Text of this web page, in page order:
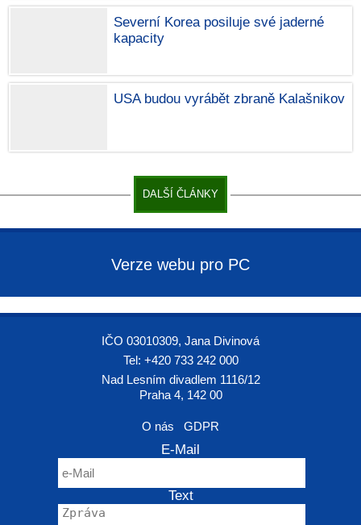
Severní Korea posiluje své jaderné
kapacity
USA budou vyrábět zbraně Kalašnikov
DALŠÍ ČLÁNKY
Verze webu pro PC
IČO 03010309, Jana Divinová
Tel: +420 733 242 000
Nad Lesním divadlem 1116/12
Praha 4, 142 00
O nás GDPR
E-Mail
Text